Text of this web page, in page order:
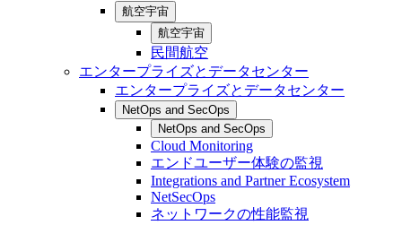
航空宇宙
航空宇宙
民間航空
エンタープライズとデータセンター
エンタープライズとデータセンター
NetOps and SecOps
NetOps and SecOps
Cloud Monitoring
エンドユーザー体験の監視
Integrations and Partner Ecosystem
NetSecOps
ネットワークの性能監視